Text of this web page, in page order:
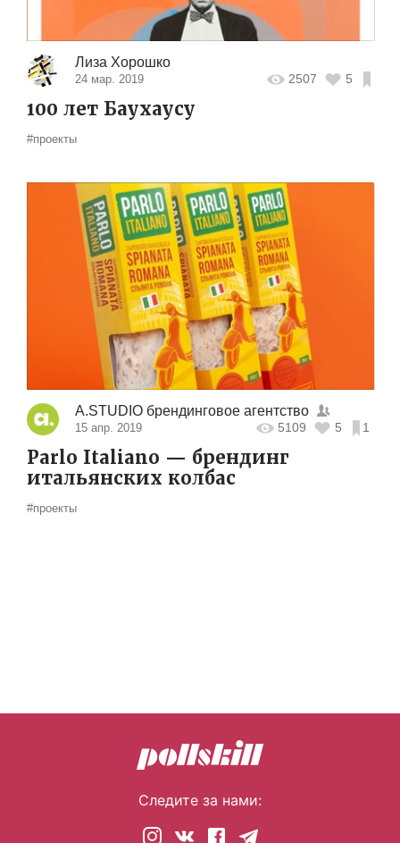
Лиза Хорошко
24 мар. 2019 2507 5
100 лет Баухаусу
#проекты
A.STUDIO брендинговое агентство
15 апр. 2019 5109 5 1
Parlo Italiano — брендинг
итальянских колбас
#проекты
Следите за нами: